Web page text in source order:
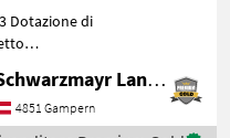
di
con ausilio
a freddo -
Schwarzmayr Landtechnik GmbH - Gampern
4851 Gampern